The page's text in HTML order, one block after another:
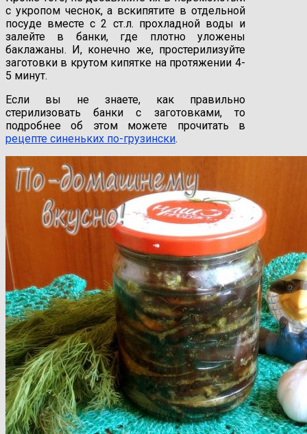
с укропом чеснок, а вскипятите в отдельной
посуде вместе с 2 ст.л. прохладной воды и
залейте в банки, где плотно уложены
баклажаны. И, конечно же, простерилизуйте
заготовки в крутом кипятке на протяжении 4-
5 минут.
Если вы не знаете, как правильно
стерилизовать банки с заготовками, то
подробнее об этом можете прочитать в
рецепте синеньких по-грузински.